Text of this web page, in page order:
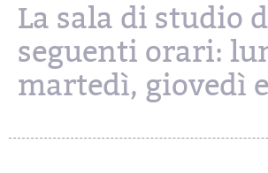
La sala di studio
seguenti orari:
martedì, giovedì